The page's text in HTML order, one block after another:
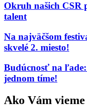
Okruh našich CSR
talent
Na najväčšom
skvelé 2. miesto!
Budúcnosť na
jednom tíme!
Ako Vám